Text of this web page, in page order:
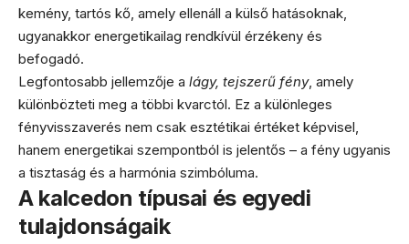
kemény, tartós kő, amely ellenáll a külső hatásoknak,
ugyanakkor energetikailag rendkívül érzékeny és
befogadó.
Legfontosabb jellemzője a lágy, tejszerű fény, amely
különbözteti meg a többi kvarctól. Ez a különleges
fényvisszaverés nem csak esztétikai értéket képvisel,
hanem energetikai szempontból is jelentős – a fény ugyanis
a tisztaság és a harmónia szimbóluma.
A kalcedon típusai és egyedi
tulajdonságaik